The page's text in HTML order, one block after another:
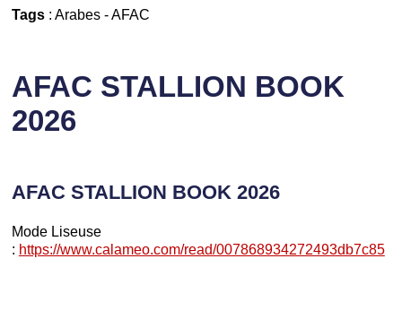
Tags: Arabes-AFAC
AFAC STALLION BOOK
2026
AFAC STALLION BOOK 2026
Mode Liseuse
: https://www.calameo.com/read/007868934272493db7c85